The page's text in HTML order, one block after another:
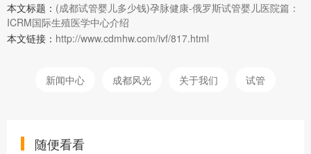
本文标题： (成都试管婴儿多少钱)孕脉健康-俄罗斯试管婴儿医院篇：
ICRM国际生殖医学中心介绍
本文链接： http://www.cdmhw.com/ivf/817.html
新闻中心 成都风光 关于我们 试管
随便看看